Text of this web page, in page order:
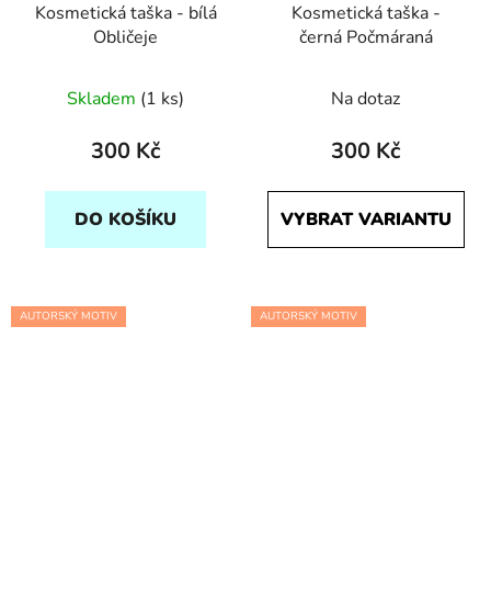
Kosmetická taška - bílá
Obličeje
Skladem (1 ks)
300 Kč
DO KOŠÍKU
Kosmetická taška -
černá Počmáraná
Na dotaz
300 Kč
VYBRAT VARIANTU
AUTORSKÝ MOTIV AUTORSKÝ MOTIV